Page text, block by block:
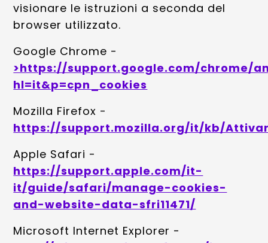
visionare le istruzioni a seconda del
browser utilizzato.
Google Chrome -
>https://support.google.com/chrome/
hl=it&p=cpn_cookies
Mozilla Firefox -
https://support.mozilla.org/it/kb/
Apple Safari -
https://support.apple.com/it-
it/guide/safari/manage-cookies-
and-website-data-sfri11471/
Microsoft Internet Explorer -